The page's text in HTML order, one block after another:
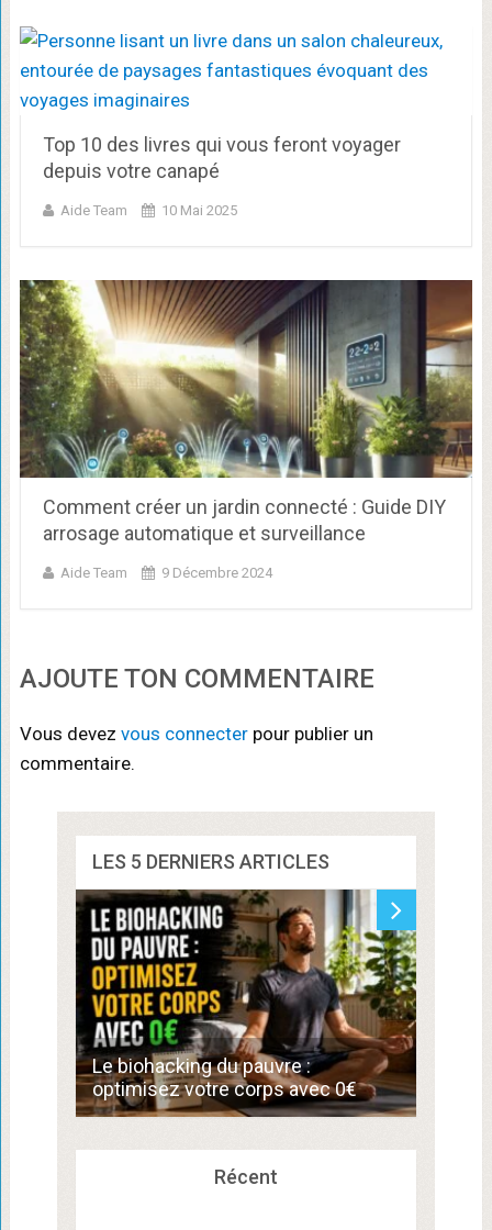
Top 10 des livres qui vous feront voyager
depuis votre canapé
Aide Team 10 Mai 2025
Comment créer un jardin connecté : Guide DIY
arrosage automatique et surveillance
Aide Team 9 Décembre 2024
AJOUTE TON COMMENTAIRE
Vous devez vous connecterpour publier un
commentaire.
LES 5 DERNIERS ARTICLES
Le biohacking du pauvre :
optimisez votre corps avec 0€
Récent